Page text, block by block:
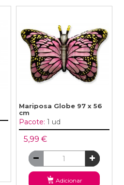
Mariposa Globe 97 x 56
cm
Pacote: 1 ud
5,99 €
Adicionar